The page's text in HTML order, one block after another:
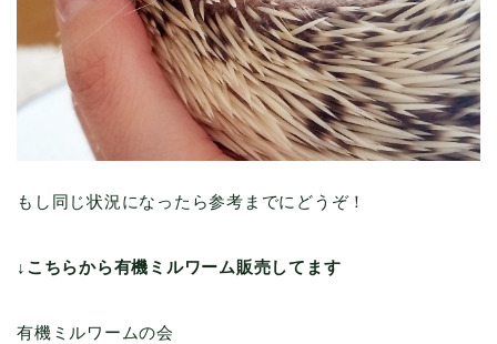
もし同じ状況になったら参考までにどうぞ！
↓こちらから有機ミルワーム販売してます
有機ミルワームの会